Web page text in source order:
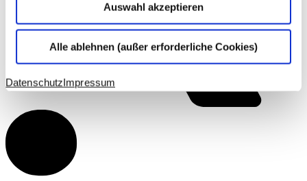
Auswahl akzeptieren
Alle ablehnen (außer erforderliche Cookies)
DatenschutzImpressum